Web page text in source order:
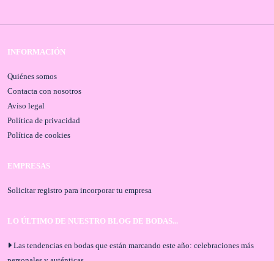
INFORMACIÓN
Quiénes somos
Contacta con nosotros
Aviso legal
Política de privacidad
Política de cookies
EMPRESAS
Solicitar registro para incorporar tu empresa
LO ÚLTIMO DE NUESTRO BLOG DE BODAS...
Las tendencias en bodas que están marcando este año: celebraciones más